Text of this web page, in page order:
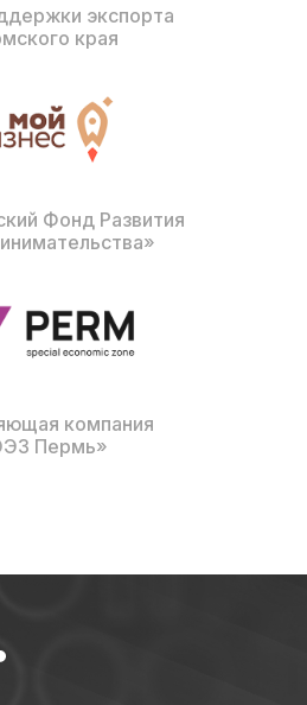
экспорта
края
Фонд Развития
компания
Пермь»